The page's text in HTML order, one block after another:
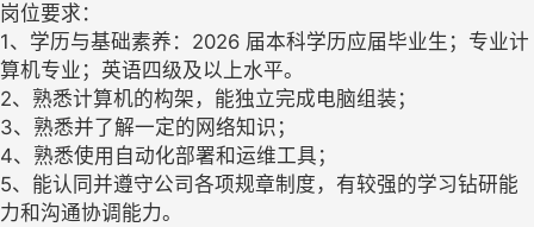
岗位要求：
1、学历与基础素养：2026 届本科学历应届毕业生；专业计
算机专业；英语四级及以上水平。
2、熟悉计算机的构架，能独立完成电脑组装；
3、熟悉并了解一定的网络知识；
4、熟悉使用自动化部署和运维工具；
5、能认同并遵守公司各项规章制度，有较强的学习钻研能
力和沟通协调能力。